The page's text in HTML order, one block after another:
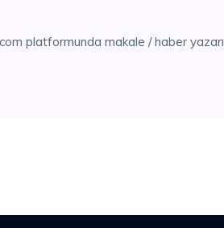
platformunda makale / haber yazarı